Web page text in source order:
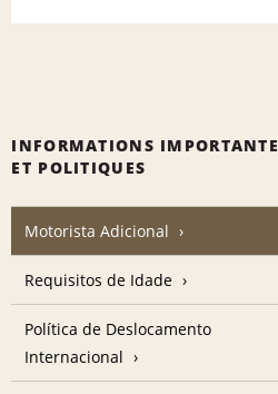
INFORMATIONS
ET POLITIQUES
Motorista Adicional
Requisitos de Idade
Política de Deslocamento
Internacional